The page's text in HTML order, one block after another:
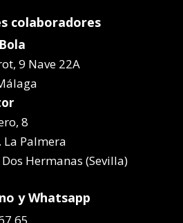
colaboradores
9 Nave 22A
8
La Palmera
Hermanas (Sevilla)
y Whatsapp